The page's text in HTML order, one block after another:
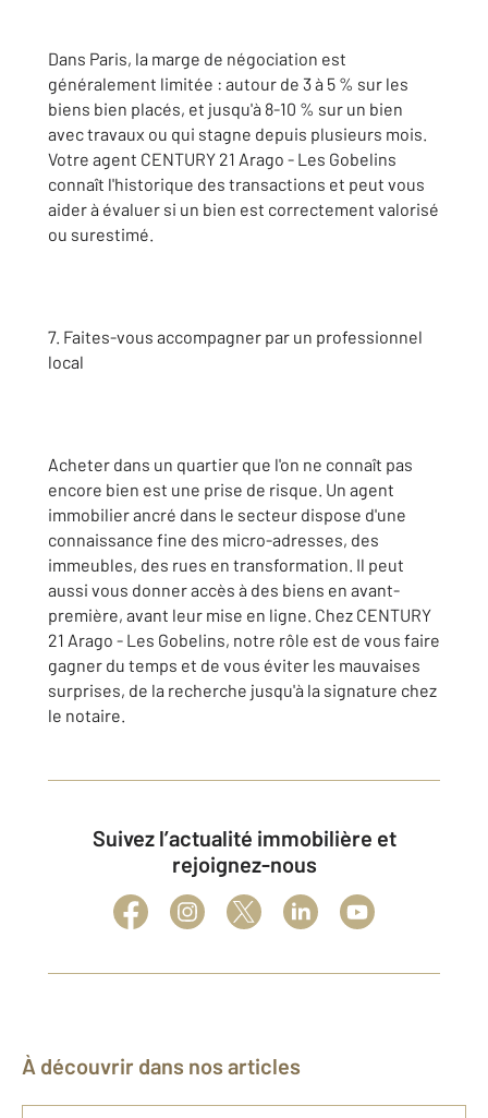
Dans Paris, la marge de négociation est
généralement limitée : autour de 3 à 5 % sur les
biens bien placés, et jusqu'à 8-10 % sur un bien
avec travaux ou qui stagne depuis plusieurs mois.
Votre agent CENTURY 21 Arago - Les Gobelins
connaît l'historique des transactions et peut vous
aider à évaluer si un bien est correctement valorisé
ou surestimé.
7. Faites-vous accompagner par un professionnel
local
Acheter dans un quartier que l'on ne connaît pas
encore bien est une prise de risque. Un agent
immobilier ancré dans le secteur dispose d'une
connaissance fine des micro-adresses, des
immeubles, des rues en transformation. Il peut
aussi vous donner accès à des biens en avant-
première, avant leur mise en ligne. Chez CENTURY
21 Arago - Les Gobelins, notre rôle est de vous faire
gagner du temps et de vous éviter les mauvaises
surprises, de la recherche jusqu'à la signature chez
le notaire.
Suivez l’actualité immobilière et
rejoignez-nous
À découvrir dans nos articles